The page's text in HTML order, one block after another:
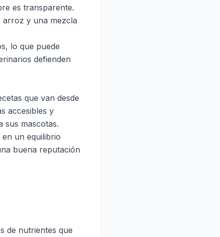
es transparente.
arroz y una mezcla
lo que puede
defienden
que van desde
accesibles y
sus mascotas.
un equilibrio
buena reputación
de nutrientes que